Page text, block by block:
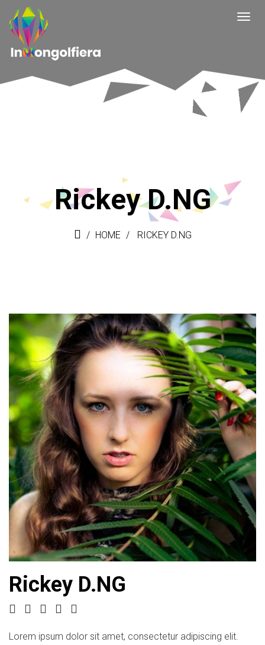
Rickey D.NG
HOME RICKEY D.NG
Rickey D.NG
Lorem ipsum dolor sit amet, consectetur adipiscing elit.